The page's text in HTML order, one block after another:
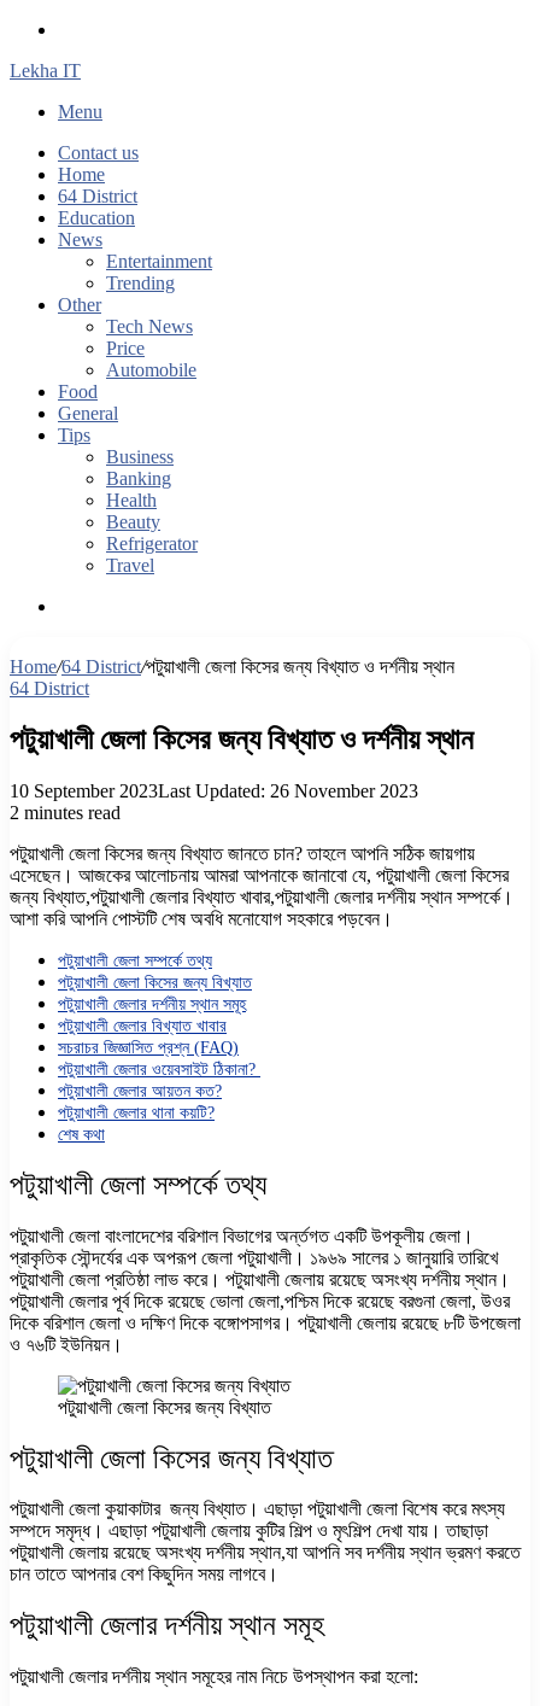
Lekha IT
Menu
Contact us
Home
64 District
Education
News
Entertainment
Trending
Other
Tech News
Price
Automobile
Food
General
Tips
Business
Banking
Health
Beauty
Refrigerator
Travel
Home/64 District/পটুয়াখালী জেলা কিসের জন্য বিখ্যাত ও দর্শনীয় স্থান
64 District
পটুয়াখালী জেলা কিসের জন্য বিখ্যাত ও দর্শনীয় স্থান
10 September 2023Last Updated: 26 November 2023
2 minutes read
পটুয়াখালী জেলা কিসের জন্য বিখ্যাত জানতে চান? তাহলে আপনি সঠিক জায়গায়
এসেছেন। আজকের আলোচনায় আমরা আপনাকে জানাবো যে, পটুয়াখালী জেলা কিসের
জন্য বিখ্যাত,পটুয়াখালী জেলার বিখ্যাত খাবার,পটুয়াখালী জেলার দর্শনীয় স্থান সম্পর্কে।
আশা করি আপনি পোস্টটি শেষ অবধি মনোযোগ সহকারে পড়বেন।
পটুয়াখালী জেলা সম্পর্কে তথ্য
পটুয়াখালী জেলা কিসের জন্য বিখ্যাত
পটুয়াখালী জেলার দর্শনীয় স্থান সমূহ
পটুয়াখালী জেলার বিখ্যাত খাবার
সচরাচর জিজ্ঞাসিত প্রশ্ন (FAQ)
পটুয়াখালী জেলার ওয়েবসাইট ঠিকানা?
পটুয়াখালী জেলার আয়তন কত?
পটুয়াখালী জেলার থানা কয়টি?
শেষ কথা
পটুয়াখালী জেলা সম্পর্কে তথ্য
পটুয়াখালী জেলা বাংলাদেশের বরিশাল বিভাগের অর্ন্তগত একটি উপকূলীয় জেলা।
প্রাকৃতিক সৌন্দর্যের এক অপরূপ জেলা পটুয়াখালী। ১৯৬৯ সালের ১ জানুয়ারি তারিখে
পটুয়াখালী জেলা প্রতিষ্ঠা লাভ করে। পটুয়াখালী জেলায় রয়েছে অসংখ্য দর্শনীয় স্থান।
পটুয়াখালী জেলার পূর্ব দিকে রয়েছে ভোলা জেলা,পশ্চিম দিকে রয়েছে বরগুনা জেলা, উওর
দিকে বরিশাল জেলা ও দক্ষিণ দিকে বঙ্গোপসাগর। পটুয়াখালী জেলায় রয়েছে ৮টি উপজেলা
ও ৭৬টি ইউনিয়ন।
পটুয়াখালী জেলা কিসের জন্য বিখ্যাত
পটুয়াখালী জেলা কিসের জন্য বিখ্যাত
পটুয়াখালী জেলা কুয়াকাটার জন্য বিখ্যাত। এছাড়া পটুয়াখালী জেলা বিশেষ করে মৎস্য
সম্পদে সমৃদ্ধ। এছাড়া পটুয়াখালী জেলায় কুটির শিল্প ও মৃৎশিল্প দেখা যায়। তাছাড়া
পটুয়াখালী জেলায় রয়েছে অসংখ্য দর্শনীয় স্থান,যা আপনি সব দর্শনীয় স্থান ভ্রমণ করতে
চান তাতে আপনার বেশ কিছুদিন সময় লাগবে।
পটুয়াখালী জেলার দর্শনীয় স্থান সমূহ
পটুয়াখালী জেলার দর্শনীয় স্থান সমূহের নাম নিচে উপস্থাপন করা হলো: